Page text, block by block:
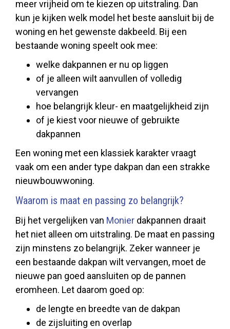
meer vrijheid om te kiezen op uitstraling. Dan
kun je kijken welk model het beste aansluit bij de
woning en het gewenste dakbeeld. Bij een
bestaande woning speelt ook mee:
welke dakpannen er nu op liggen
of je alleen wilt aanvullen of volledig
vervangen
hoe belangrijk kleur- en maatgelijkheid zijn
of je kiest voor nieuwe of gebruikte
dakpannen
Een woning met een klassiek karakter vraagt
vaak om een ander type dakpan dan een strakke
nieuwbouwwoning.
Waarom is maat en passing zo belangrijk?
Bij het vergelijken van Monier dakpannen draait
het niet alleen om uitstraling. De maat en passing
zijn minstens zo belangrijk. Zeker wanneer je
een bestaande dakpan wilt vervangen, moet de
nieuwe pan goed aansluiten op de pannen
eromheen. Let daarom goed op:
de lengte en breedte van de dakpan
de zijsluiting en overlap